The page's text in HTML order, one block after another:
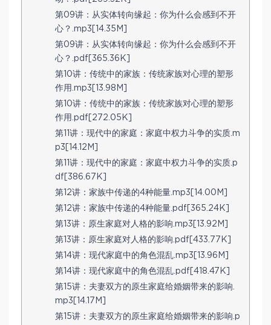
第09讲：从实体转向缘起：你为什么会感到不开
心？.mp3[14.35M]
第09讲：从实体转向缘起：你为什么会感到不开
心？.pdf[365.36K]
第10讲：传统中的家族：传统家族对心理的塑形
作用.mp3[13.98M]
第10讲：传统中的家族：传统家族对心理的塑形
作用.pdf[272.05K]
第11讲：现代中的家庭：家庭中权力斗争的实质.m
p3[14.12M]
第11讲：现代中的家庭：家庭中权力斗争的实质.p
df[386.67K]
第12讲：家族中传递的4种能量.mp3[14.00M]
第12讲：家族中传递的4种能量.pdf[365.24K]
第13讲：原生家庭对人格的影响.mp3[13.92M]
第13讲：原生家庭对人格的影响.pdf[433.77K]
第14讲：现代家庭中的角色混乱.mp3[13.96M]
第14讲：现代家庭中的角色混乱.pdf[418.47K]
第15讲：夫妻双方的原生家庭给婚姻带来的影响.
mp3[14.17M]
第15讲：夫妻双方的原生家庭给婚姻带来的影响.p